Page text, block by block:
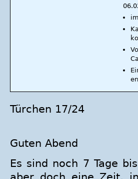
im
Türchen 17/24
Guten Abend
Es sind noch 7 Tage